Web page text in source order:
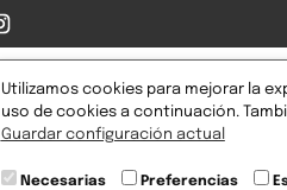
Utilizamos cookies para mejorar la
uso de cookies a continuación.
Guardar configuración actual
Necesarias Preferencias